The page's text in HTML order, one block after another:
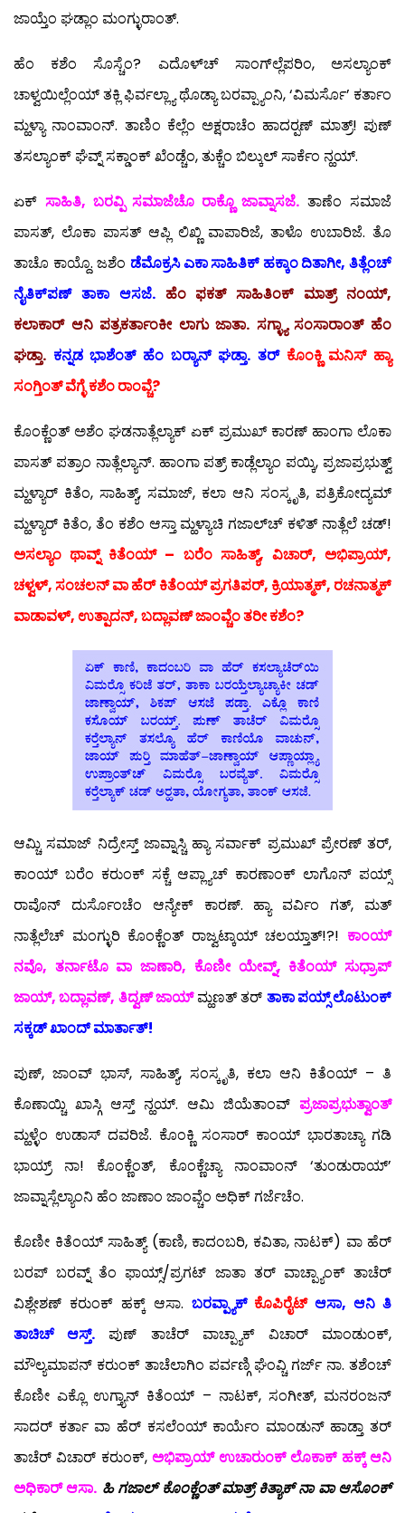
ಜಾಯ್ತೆಂ ಘಡ್ಲಾಂ ಮಂಗ್ಳುರಾಂತ್.
ಹೆಂ ಕಶೆಂ ಸೊಸ್ಚೆಂ? ಎದೊಳ್‍ಚ್ ಸಾಂಗ್‍ಲ್ಲೆಪರಿಂ, ಅಸಲ್ಯಾಂಕ್
ಚಾಳ್ವಯಿಲ್ಲೆಂಯ್ ತಕ್ಲಿ ಫಿರ್ವಲ್ಲ್ಯಾ ಥೊಡ್ಯಾ ಬರವ್ಪ್ಯಾಂನಿ, ‘ವಿಮರ್ಸೊ’ ಕರ್ತಾಂ
ಮ್ಹಳ್ಯಾ ನಾಂವಾಂನ್. ತಾಣಿಂ ಕೆಲ್ಲೆಂ ಅಕ್ಷರಾಚೆಂ ಹಾದರ್‍ಪಣ್ ಮಾತ್ರ್! ಪುಣ್
ತಸಲ್ಯಾಂಕ್ ಘೆವ್ನ್ ಸಕ್ಡಾಂಕ್ ಖೆಂಡ್ಚೆಂ, ತುಕ್ಚೆಂ ಬಿಲ್ಕುಲ್ ಸಾರ್ಕೆಂ ನ್ಹಯ್.
ಏಕ್ ಸಾಹಿತಿ, ಬರವ್ಪಿ ಸಮಾಜೆಚೊ ರಾಕ್ಣೊ ಜಾವ್ನಾಸಜೆ. ತಾಣೆಂ ಸಮಾಜೆ
ಪಾಸತ್, ಲೊಕಾ ಪಾಸತ್ ಆಪ್ಲಿ ಲಿಖ್ಣಿ ವಾಪಾರಿಜೆ, ತಾಳೊ ಉಬಾರಿಜೆ. ತೊ
ತಾಚೊ ಕಾಯ್ದೊ. ಜಶೆಂ ಡೆಮೊಕ್ರಸಿ ಎಕಾ ಸಾಹಿತಿಕ್ ಹಕ್ಕಾಂ ದಿತಾಗೀ, ತಿತ್ಲೆಂಚ್
ನೈತಿಕ್‍ಪಣ್ ತಾಕಾ ಆಸಜೆ. ಹೆಂ ಫಕತ್ ಸಾಹಿತಿಂಕ್ ಮಾತ್ರ್ ನಂಯ್,
ಕಲಾಕಾರ್ ಆನಿ ಪತ್ರಕರ್ತಾಂಕೀ ಲಾಗು ಜಾತಾ. ಸಗ್ಳ್ಯಾ ಸಂಸಾರಾಂತ್ ಹೆಂ
ಘಡ್ತಾ. ಕನ್ನಡ ಭಾಶೆಂತ್ ಹೆಂ ಬರ್‍ಯಾನ್ ಘಡ್ತಾ. ತರ್ ಕೊಂಕ್ಣಿ ಮನಿಸ್ ಹ್ಯಾ
ಸಂಗ್ತಿಂತ್ ವೆಗ್ಳೆ ಕಶೆಂ ರಾಂವ್ಚೆ?
ಕೊಂಕ್ಣೆಂತ್ ಅಶೆಂ ಘಡನಾತ್ಲೆಲ್ಯಾಕ್ ಏಕ್ ಪ್ರಮುಖ್ ಕಾರಣ್ ಹಾಂಗಾ ಲೊಕಾ
ಪಾಸತ್ ಪತ್ರಾಂ ನಾತ್ಲೆಲ್ಯಾನ್. ಹಾಂಗಾ ಪತ್ರ್ ಕಾಡ್ಲೆಲ್ಯಾಂ ಪಯ್ಕಿ, ಪ್ರಜಾಪ್ರಭುತ್ವ್
ಮ್ಹಳ್ಯಾರ್ ಕಿತೆಂ, ಸಾಹಿತ್ಯ್, ಸಮಾಜ್, ಕಲಾ ಆನಿ ಸಂಸ್ಕೃತಿ, ಪತ್ರಿಕೋದ್ಯಮ್
ಮ್ಹಳ್ಯಾರ್ ಕಿತೆಂ, ತೆಂ ಕಶೆಂ ಆಸ್ತಾ ಮ್ಹಳ್ಯಾಚಿ ಗಜಾಲ್‍ಚ್ ಕಳಿತ್ ನಾತ್ಲೆಲೆ ಚಡ್!
ಅಸಲ್ಯಾಂ ಥಾವ್ನ್ ಕಿತೆಂಯ್ – ಬರೆಂ ಸಾಹಿತ್ಯ್, ವಿಚಾರ್, ಅಭಿಪ್ರಾಯ್,
ಚಳ್ವಳ್, ಸಂಚಲನ್ ವಾ ಹೆರ್ ಕಿತೆಂಯ್ ಪ್ರಗತಿಪರ್, ಕ್ರಿಯಾತ್ಮಕ್, ರಚನಾತ್ಮಕ್
ವಾಡಾವಳ್, ಉತ್ಪಾದನ್, ಬದ್ಲಾವಣ್ ಜಾಂವ್ಚೆಂ ತರೀ ಕಶೆಂ?
ಆಮ್ಚಿ ಸಮಾಜ್ ನಿದ್ರೇಸ್ತ್ ಜಾವ್ನಾಸ್ಚಿ ಹ್ಯಾ ಸರ್ವಾಕ್ ಪ್ರಮುಖ್ ಪ್ರೇರಣ್ ತರ್,
ಕಾಂಯ್ ಬರೆಂ ಕರುಂಕ್ ಸಕ್ಚೆ ಆಪ್ಲ್ಯಾಚ್ ಕಾರಣಾಂಕ್ ಲಾಗೊನ್ ಪಯ್ಸ್
ರಾವೊನ್ ದುರ್ಸೊಂಚೆಂ ಆನ್ಯೇಕ್ ಕಾರಣ್. ಹ್ಯಾ ವರ್ವಿಂ ಗತ್, ಮತ್
ನಾತ್ಲೆಲೆಚ್ ಮಂಗ್ಳುರಿ ಕೊಂಕ್ಣೆಂತ್ ರಾಜ್ವಟ್ಕಾಯ್ ಚಲಯ್ತಾತ್!?! ಕಾಂಯ್
ನವೊ, ತರ್ನಾಟೊ ವಾ ಜಾಣಾರಿ, ಕೊಣೀ ಯೇವ್ನ್, ಕಿತೆಂಯ್ ಸುಧ್ರಾಪ್
ಜಾಯ್, ಬದ್ಲಾವಣ್, ತಿದ್ವಣ್ ಜಾಯ್ಮ್ಹಣತ್ ತರ್ ತಾಕಾ ಪಯ್ಸ್ ಲೊಟುಂಕ್
ಸಕ್ಕಡ್ ಖಾಂದ್ ಮಾರ್ತಾತ್!
ಪುಣ್, ಜಾಂವ್ ಭಾಸ್, ಸಾಹಿತ್ಯ್, ಸಂಸ್ಕೃತಿ, ಕಲಾ ಆನಿ ಕಿತೆಂಯ್ – ತಿ
ಕೊಣಾಯ್ಚಿ ಖಾಸ್ಗಿ ಆಸ್ತ್ ನ್ಹಯ್. ಆಮಿ ಜಿಯೆತಾಂವ್ ಪ್ರಜಾಪ್ರಭುತ್ವಾಂತ್
ಮ್ಹಳ್ಳೆಂ ಉಡಾಸ್ ದವರಿಜೆ. ಕೊಂಕ್ಣಿ ಸಂಸಾರ್ ಕಾಂಯ್ ಭಾರತಾಚ್ಯಾ ಗಡಿ
ಭಾಯ್ರ್ ನಾ! ಕೊಂಕ್ಣೆಂತ್, ಕೊಂಕ್ಣೆಚ್ಯಾ ನಾಂವಾಂನ್ ‘ತುಂಡುರಾಯ್’
ಜಾವ್ನಾಸ್ಲೆಲ್ಯಾಂನಿ ಹೆಂ ಜಾಣಾಂ ಜಾಂವ್ಚೆಂ ಅಧಿಕ್ ಗರ್ಜೆಚೆಂ.
ಕೊಣೀ ಕಿತೆಂಯ್ ಸಾಹಿತ್ಯ್ (ಕಾಣಿ, ಕಾದಂಬರಿ, ಕವಿತಾ, ನಾಟಕ್) ವಾ ಹೆರ್
ಬರಪ್ ಬರವ್ನ್ ತೆಂ ಫಾಯ್ಸ್/ಪ್ರಗಟ್ ಜಾತಾ ತರ್ ವಾಚ್ಪ್ಯಾಂಕ್ ತಾಚೆರ್
ವಿಶ್ಲೇಶಣ್ ಕರುಂಕ್ ಹಕ್ಕ್ ಆಸಾ. ಬರವ್ಪ್ಯಾಕ್ ಕೊಪಿರೈಟ್ಆಸಾ, ಆನಿ ತಿ
ತಾಚಿಚ್ ಆಸ್ತ್. ಪುಣ್ ತಾಚೆರ್ ವಾಚ್ಪ್ಯಾಕ್ ವಿಚಾರ್ ಮಾಂಡುಂಕ್,
ಮೌಲ್ಯಮಾಪನ್ ಕರುಂಕ್ ತಾಚೆಲಾಗಿಂ ಪರ್ವಣ್ಗಿ ಘೆಂವ್ಚಿ ಗರ್ಜ್ ನಾ. ತಶೆಂಚ್
ಕೊಣೀ ಎಕ್ಲೊ ಉಗ್ತ್ಯಾನ್ ಕಿತೆಂಯ್ – ನಾಟಕ್, ಸಂಗೀತ್, ಮನರಂಜನ್
ಸಾದರ್ ಕರ್ತಾ ವಾ ಹೆರ್ ಕಸಲೆಂಯ್ ಕಾರ್ಯೆಂ ಮಾಂಡುನ್ ಹಾಡ್ತಾ ತರ್
ತಾಚೆರ್ ವಿಚಾರ್ ಕರುಂಕ್,ಅಭಿಪ್ರಾಯ್ ಉಚಾರುಂಕ್ ಲೊಕಾಕ್ ಹಕ್ಕ್ ಆನಿ
ಅಧಿಕಾರ್ ಆಸಾ. ಹಿ ಗಜಾಲ್ ಕೊಂಕ್ಣೆಂತ್ ಮಾತ್ರ್ ಕಿತ್ಯಾಕ್ ನಾ ವಾ ಆಸೊಂಕ್